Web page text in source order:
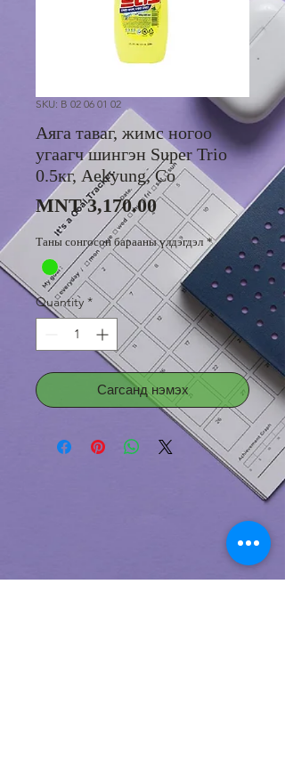
SKU: B 02 06 01 02
Аяга таваг, жимс ногоо
угаагч шингэн Super Trio
0.5кг, Aekyung, Co
MNT 3,170.00Price
Таны сонгосон барааны үлдэгдэл *
Quantity *
Сагсанд нэмэх